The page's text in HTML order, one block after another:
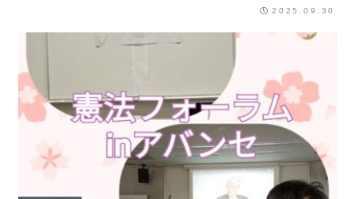
2025.09.30